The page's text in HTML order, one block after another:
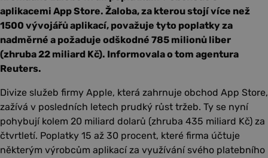
aplikacemi App Store. Žaloba, za kterou stojí více než
1500 vývojářů aplikací, považuje tyto poplatky za
nadměrné a požaduje odškodné 785 milionů liber
(zhruba 22 miliard Kč). Informovala o tom agentura
Reuters.
Divize služeb firmy Apple, která zahrnuje obchod App Store,
zažívá v posledních letech prudký růst tržeb. Ty se nyní
pohybují kolem 20 miliard dolarů (zhruba 435 miliard Kč) za
čtvrtletí. Poplatky 15 až 30 procent, které firma účtuje
některým výrobcům aplikací za využívání svého platebního